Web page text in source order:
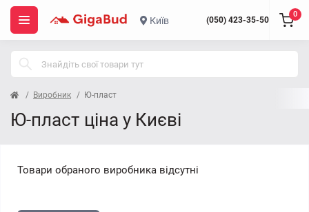
Київ (050) 423-35-50
0
Виробник Ю-пласт
Ю-пласт ціна у Києві
Товари обраного виробника відсутні